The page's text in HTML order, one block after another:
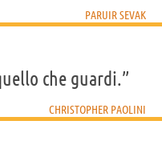
PARUIR SEVAK
che guardi.”
CHRISTOPHER PAOLINI